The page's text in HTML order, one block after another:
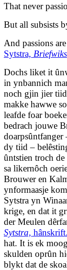
That never
But all subsists
And passions
Sytstra,
Dochs liket it
in ynbannich
noch gjin jier
makke hawwe
leafde foar
bedrach jouwe
doarpsûntfanger
dy tiid –
ûntstien troch
sa likernôch
Brouwer en
ynformaasje
Sytstra yn
krige, en dat it
der Meulen
Sytstra, hânskrift.
hat. It is ek
skulden oprûn
blykt dat de